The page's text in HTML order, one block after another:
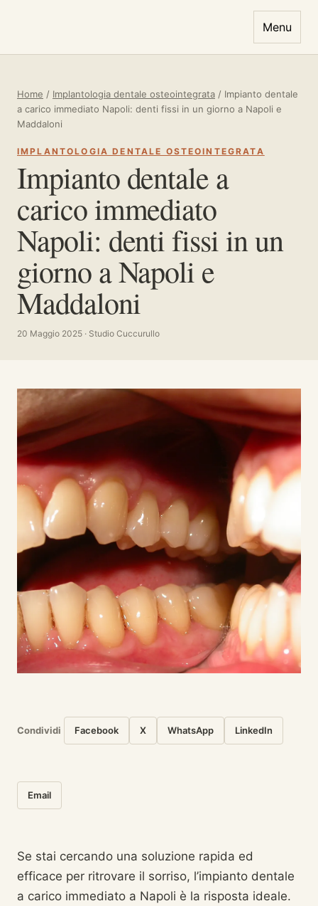
Menu
Home / Implantologia dentale osteointegrata / Impianto dentale
a carico immediato Napoli: denti fissi in un giorno a Napoli e
Maddaloni
IMPLANTOLOGIA DENTALE OSTEOINTEGRATA
Impianto dentale a
carico immediato
Napoli: denti fissi in un
giorno a Napoli e
Maddaloni
20 Maggio 2025 · Studio Cuccurullo
Condividi Facebook X WhatsApp LinkedIn
Email
Se stai cercando una soluzione rapida ed
efficace per ritrovare il sorriso, l’impianto dentale
a carico immediato a Napoli è la risposta ideale.